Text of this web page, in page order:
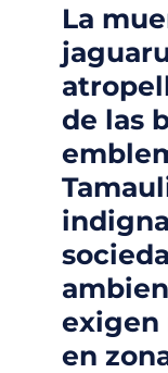
La
de las
exigen
en